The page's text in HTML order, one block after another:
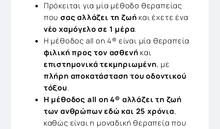
Πρόκειται για μία μέθοδο θεραπείας
πουσας αλλάζει τη ζωή και έχετε ένα
νέο χαμόγελο σε 1 μέρα.
Η μέθοδος all on 4® είναι μία θεραπεία
φιλική προς τον ασθενή και
επιστημονικά τεκμηριωμένη, με
πλήρη αποκατάσταση του οδοντικού
τόξου.
Η μέθοδος all on 4® αλλάζει τη ζωή
των ανθρώπων εδώ και 25 χρόνια,
καθώς είναι η μοναδική θεραπεία που